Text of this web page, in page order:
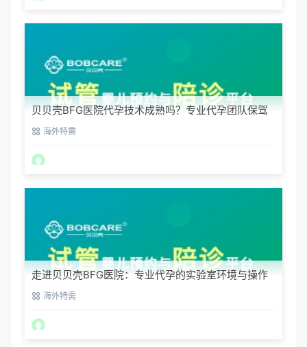
贝贝壳BFG医院代孕技术成熟吗？专业代孕团队保驾
护航海外特需
走进贝贝壳BFG医院：专业代孕的实验室环境与操作
流程海外特需